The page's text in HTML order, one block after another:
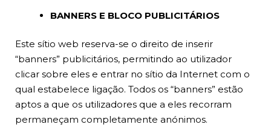
BANNERS E BLOCO PUBLICITÁRIOS
Este sítio web reserva-se o direito de inserir
“banners” publicitários, permitindo ao utilizador
clicar sobre eles e entrar no sítio da Internet com o
qual estabelece ligação. Todos os “banners” estão
aptos a que os utilizadores que a eles recorram
permaneçam completamente anónimos.